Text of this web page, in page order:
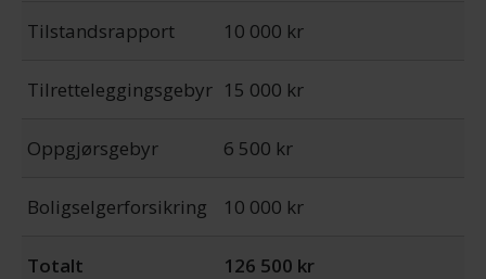
Tilstandsrapport 10 000 kr
Tilretteleggingsgebyr 15 000 kr
Oppgjørsgebyr 6 500 kr
Boligselgerforsikring 10 000 kr
Totalt 126 500 kr